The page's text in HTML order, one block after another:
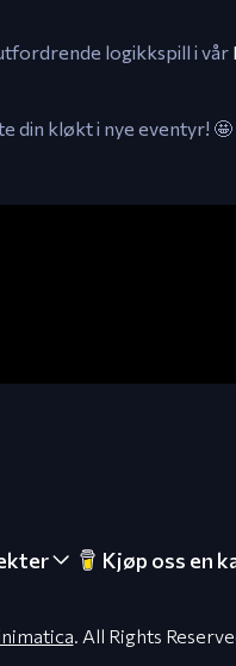
logikkspill i vår
din kløkt i nye eventyr! 🤩
Kjøp oss en
. All Rights